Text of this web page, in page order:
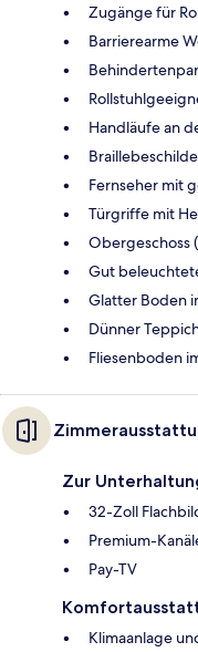
Zugänge für
Barrierearme
Handläufe an
Fernseher mit
Türgriffe mit
Obergeschoss
Gut
Glatter Boden
Dünner
Fliesenboden
Zur
32-Zoll
Premium-
Pay-TV
Klimaanlage